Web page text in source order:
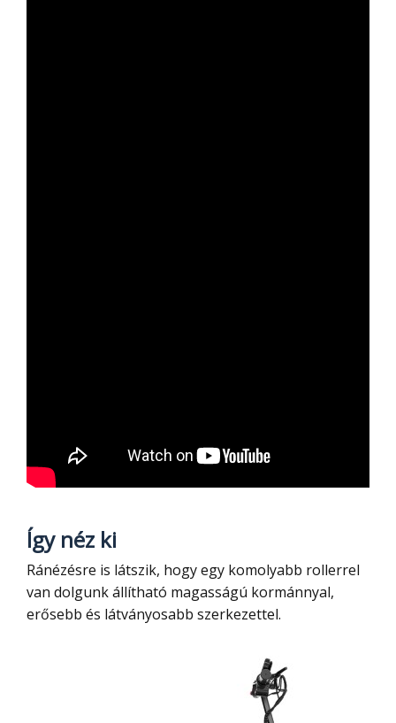
Így néz ki
Ránézésre is látszik, hogy egy komolyabb rollerrel
van dolgunk állítható magasságú kormánnyal,
erősebb és látványosabb szerkezettel.